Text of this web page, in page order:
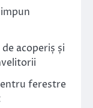
acoperiș și
ferestre